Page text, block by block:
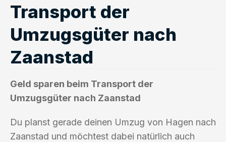
Transport der
Umzugsgüter nach
Zaanstad
Geld sparen beim Transport der
Umzugsgüter nach Zaanstad
Du planst gerade deinen Umzug von Hagen nach
Zaanstad und möchtest dabei natürlich auch